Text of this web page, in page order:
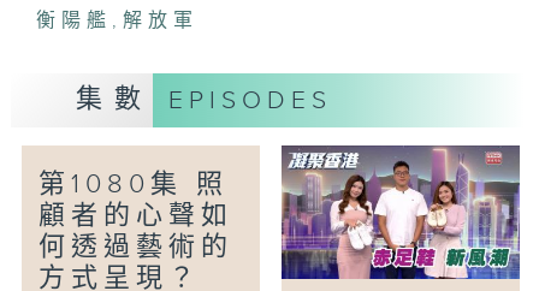
前粉嶺裁判法院經活化後成為一個可供導賞
店，更會於前法院內上演一場主持拍檔之間
不和的戲碼。
「童話香港-理想媽媽」
小朋友眼中的媽媽形象如何？又有沒有希望
衡陽艦 ,解放軍
集數 EPISODES
第1080集 照
顧者的心聲如
何透過藝術的
方式呈現？